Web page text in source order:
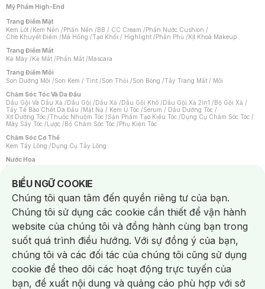
Mỹ Phẩm High-End
Trang Điểm Mặt
Kem Lót /Kem Nền /Phấn Nền /BB / CC Cream /Phấn Nước Cushion /
Che Khuyết Điểm /Má Hồng /Tạo Khối / Highlight /Phấn Phủ /Xịt Khoá Makeup
Trang Điểm Mắt
Kẻ Mày /Kẻ Mắt /Phấn Mắt /Mascara
Trang Điểm Môi
Son Dưỡng Môi /Son Kem / Tint /Son Thỏi /Son Bóng /Tẩy Trang Mắt / Môi
Chăm Sóc Tóc Và Da Đầu
Dầu Gội Và Dầu Xả /Dầu Gội /Dầu Xả /Dầu Gội Khô /Dầu Gội Xả 2in1 /Bộ Gội Xả /
Tẩy Tế Bào Chết Da Đầu /Mặt Nạ / Kem Ủ Tóc /Serum / Dầu Dưỡng Tóc /
Xịt Dưỡng Tóc /Thuốc Nhuộm Tóc /Sản Phẩm Tạo Kiểu Tóc /Dụng Cụ Chăm Sóc Tóc /
Máy Sấy Tóc /Lược /Bộ Chăm Sóc Tóc /Phụ Kiện Tóc
Chăm Sóc Cơ Thể
Kem Tẩy Lông /Dụng Cụ Tẩy Lông
Nước Hoa
Nước Hoa Nữ
Chăm Sóc Cá Nhân
Chống Muỗi /Khẩu Trang /Máy Massage/Mặt Nạ Xông Hơi /Nước Rửa Tay/
Sản Phẩm Chăm Sóc Khác /Bàn Chải Đánh Răng /Bàn Chải Điện/
Hỗ Trợ Trắng Răng/Kem Đánh Răng /Máy Tăm Nước/ Nước Súc Miệng/
Tăm / Chỉ Nha Khoa/ Xịt Thơm Miệng / Dung Dịch Vệ Sinh/Dưỡng Vùng Kín/
Khăn Ướt Vệ Sinh Vùng Kín/Băng Vệ Sinh/Tampon/Bọt Cạo Râu /Dao Cạo Râu/
Máy Cạo Râu
Vấn Đề Về Da
Da Dầu / Lỗ Chân Lông To/ Da Khô / Mất Nước/ Da Lão Hóa/ Da Mụn/
Da Nhạy Cảm / Kích Ứng
Da Xỉn Màu Thâm / Nám / Tàn Nhang
Quầng Thâm & Bọng Mắt /Sẹo /Viêm Da Cơ Địa
Dụng Cụ / Phụ Kiện Chăm Sóc Da
BIỂU NGỮ COOKIE
Notice about cookies usage
Chúng tôi quan tâm đến quyền riêng tư của bạn.
Chúng tôi sử dụng các cookie cần thiết để vận hành
website của chúng tôi và đồng hành cùng bạn trong
suốt quá trình điều hướng. Với sự đồng ý của bạn,
chúng tôi và các đối tác của chúng tôi cũng sử dụng
cookie để theo dõi các hoạt động trực tuyến của
bạn, đề xuất nội dung và quảng cáo phù hợp với sở